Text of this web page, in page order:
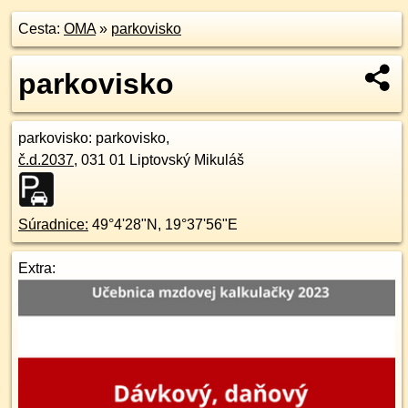
Cesta: OMA» parkovisko
parkovisko
parkovisko: parkovisko,
č.d.2037, 031 01 Liptovský Mikuláš
Súradnice: 49°4'28"N , 19°37'56"E
Extra: